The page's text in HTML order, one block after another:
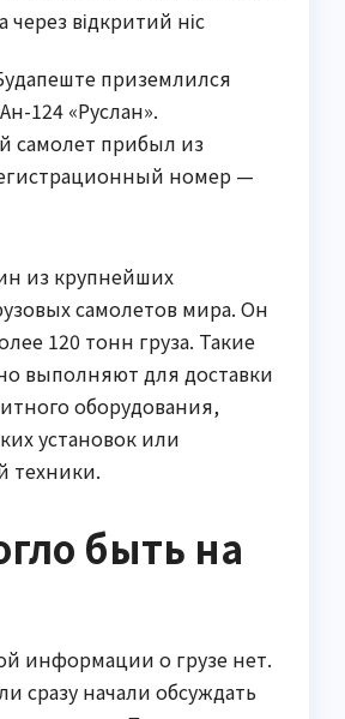
через відкритий ніс
приземлился
124 «Руслан».
самолет прибыл из
номер —
из крупнейших
самолетов мира. Он
120 тонн груза. Такие
выполняют для доставки
оборудования,
установок или
техники.
быть на
информации о грузе нет.
сразу начали обсуждать